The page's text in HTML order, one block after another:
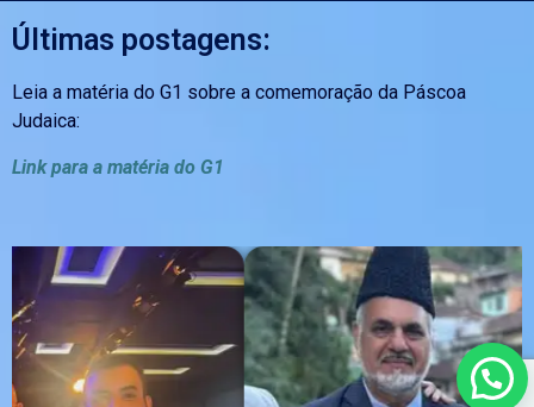
Últimas postagens:
Leia a matéria do G1 sobre a comemoração da Páscoa
Judaica:
Link para a matéria do G1